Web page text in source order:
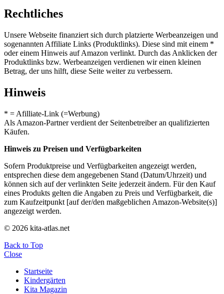
Rechtliches
Unsere Webseite finanziert sich durch platzierte Werbeanzeigen und
sogenannten Affiliate Links (Produktlinks). Diese sind mit einem *
oder einem Hinweis auf Amazon verlinkt. Durch das Anklicken der
Produktlinks bzw. Werbeanzeigen verdienen wir einen kleinen
Betrag, der uns hilft, diese Seite weiter zu verbessern.
Hinweis
* = Afilliate-Link (=Werbung)
Als Amazon-Partner verdient der Seitenbetreiber an qualifizierten
Käufen.
Hinweis zu Preisen und Verfügbarkeiten
Sofern Produktpreise und Verfügbarkeiten angezeigt werden,
entsprechen diese dem angegebenen Stand (Datum/Uhrzeit) und
können sich auf der verlinkten Seite jederzeit ändern. Für den Kauf
eines Produkts gelten die Angaben zu Preis und Verfügbarkeit, die
zum Kaufzeitpunkt [auf der/den maßgeblichen Amazon-Website(s)]
angezeigt werden.
© 2026 kita-atlas.net
Back to Top
Close
Startseite
Kindergärten
Kita Magazin